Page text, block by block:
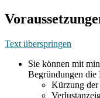
Text überspringen
Sie können mit
Begründungen die
Kürzung